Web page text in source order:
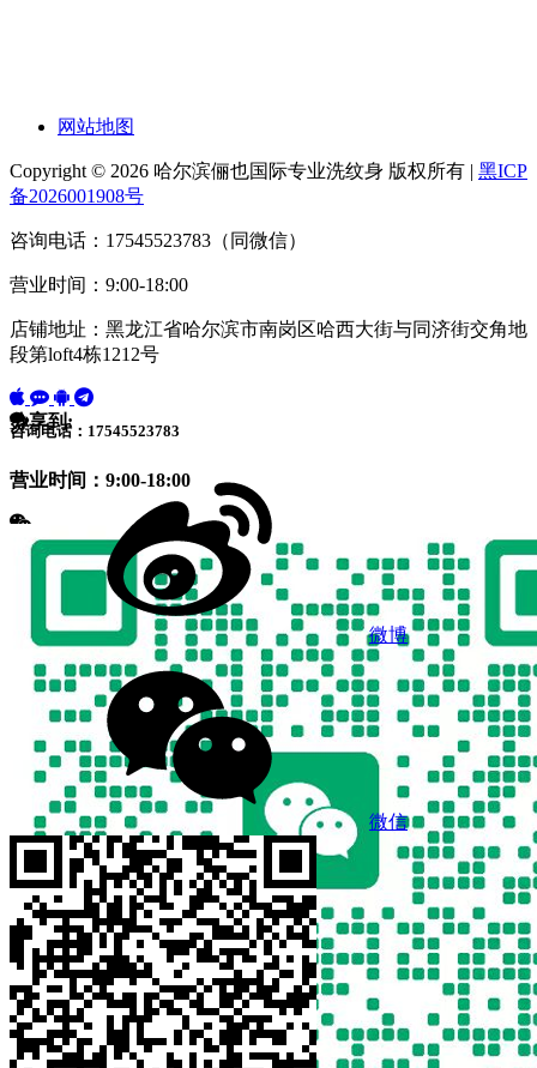
网站地图
Copyright © 2026 哈尔滨俪也国际专业洗纹身 版权所有 | 黑ICP
备2026001908号
咨询电话：17545523783（同微信）
营业时间：9:00-18:00
店铺地址：黑龙江省哈尔滨市南岗区哈西大街与同济街交角地
段第loft4栋1212号
咨询电话：17545523783
营业时间：9:00-18:00
分享到:
微博
微信